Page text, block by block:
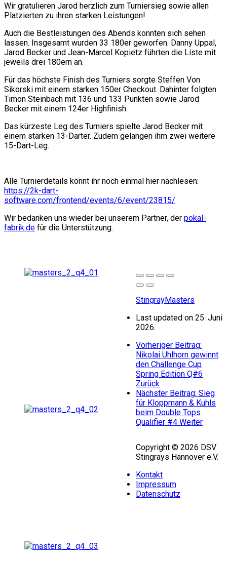
Wir gratulieren Jarod herzlich zum Turniersieg sowie allen
Platzierten zu ihren starken Leistungen!
Auch die Bestleistungen des Abends konnten sich sehen
lassen. Insgesamt wurden 33 180er geworfen. Danny Uppal,
Jarod Becker und Jean-Marcel Kopietz führten die Liste mit
jeweils drei 180ern an.
Für das höchste Finish des Turniers sorgte Steffen Von
Sikorski mit einem starken 150er Checkout. Dahinter folgten
Timon Steinbach mit 136 und 133 Punkten sowie Jarod
Becker mit einem 124er Highfinish.
Das kürzeste Leg des Turniers spielte Jarod Becker mit
einem starken 13-Darter. Zudem gelangen ihm zwei weitere
15-Dart-Leg.
Alle Turnierdetails könnt ihr noch einmal hier nachlesen:
https://2k-dart-
software.com/frontend/events/6/event/23815/
Wir bedanken uns wieder bei unserem Partner, der pokal-
fabrik.de für die Unterstützung.
StingrayMasters
Last updated on 25. Juni
2026.
Vorheriger Beitrag:
Nikolai Uhlhorn gewinnt
den Challenge Cup
Spring Edition Q#6
Zurück
Nächster Beitrag: Sieg
für Kloppmann & Kuhls
beim Double Tops
Qualifier #4 Weiter
Copyright © 2026 DSV
Stingrays Hannover e.V.
Kontakt
Impressum
Datenschutz